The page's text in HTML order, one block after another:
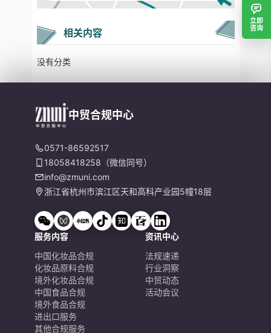
相关内容
没有分类
立即
咨询
中贸合规中心
0571-86592517
18058418258（微信同号）
info@zmuni.com
浙江省杭州市滨江区天和高科产业园5幢18层
服务内容
中国化妆品合规
化妆品原料合规
境外化妆品合规
中国食品合规
境外食品合规
进出口服务
其他合规服务
资讯中心
法规速递
行业洞察
中贸动态
活动会议